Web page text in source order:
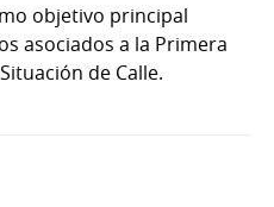
objetivo principal
asociados a la Primera
de Calle.